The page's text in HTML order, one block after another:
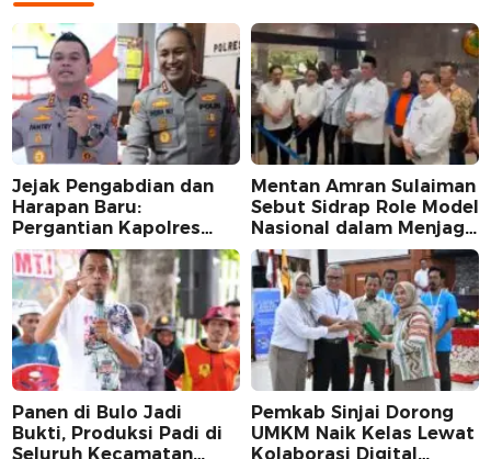
Jejak Pengabdian dan
Harapan Baru:
Pergantian Kapolres
Sidrap dalam Perspektif
Karier Dua Perwira
Mentan Amran Sulaiman
Sebut Sidrap Role Model
Nasional dalam Menjaga
Stabilitas Harga Telur
Panen di Bulo Jadi
Bukti, Produksi Padi di
Seluruh Kecamatan
Pemkab Sinjai Dorong
UMKM Naik Kelas Lewat
Kolaborasi Digital